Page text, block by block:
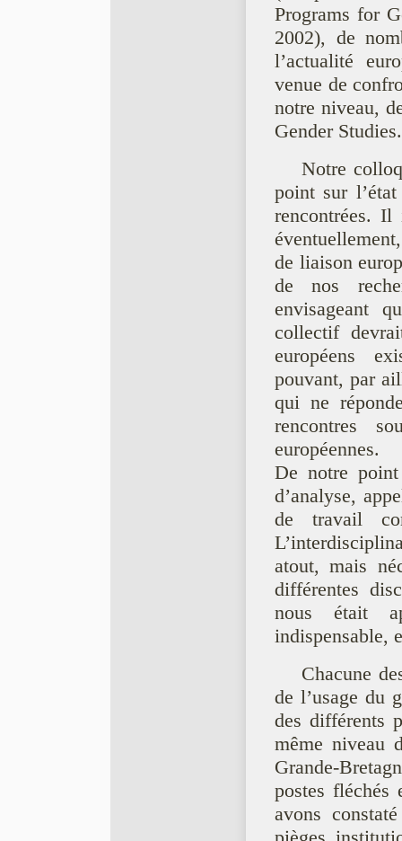
Programs for
2002), de
l’actualité
venue de
notre niveau,
Gender Studies.
Notre
point sur
rencontrées. Il
de liaison
de nos
envisageant
collectif
européens
pouvant, par
qui ne
rencontres
européennes.
De notre
d’analyse,
de travail
atout, mais
différentes
nous était
indispensable,
Chacune
de l’usage du
des différents
même niveau
Grande-
postes fléchés
avons